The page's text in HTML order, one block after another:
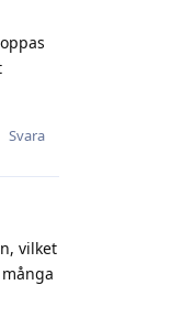
Svara
vilket